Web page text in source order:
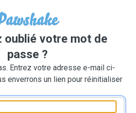
oublié votre mot de
passe ?
Entrez votre adresse e-mail ci-
enverrons un lien pour réinitialiser